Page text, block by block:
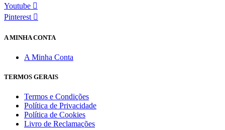
Youtube
Pinterest
A MINHA CONTA
A Minha Conta
TERMOS GERAIS
Termos e Condições
Política de Privacidade
Política de Cookies
Livro de Reclamações